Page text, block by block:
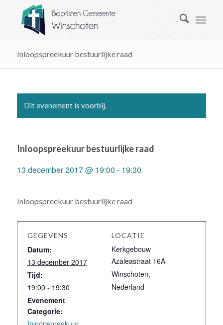
Inloopspreekuur bestuurlijke raad
Dit evenement is voorbij.
Inloopspreekuur bestuurlijke raad
13 december 2017 @ 19:00 - 19:30
Inloopspreekuur bestuurlijke raad
GEGEVENS
Datum:
13 december 2017
Tijd:
19:00 - 19:30
Evenement
Categorie:
LOCATIE
Kerkgebouw
Azaleastraat 16A
Winschoten,
Nederland